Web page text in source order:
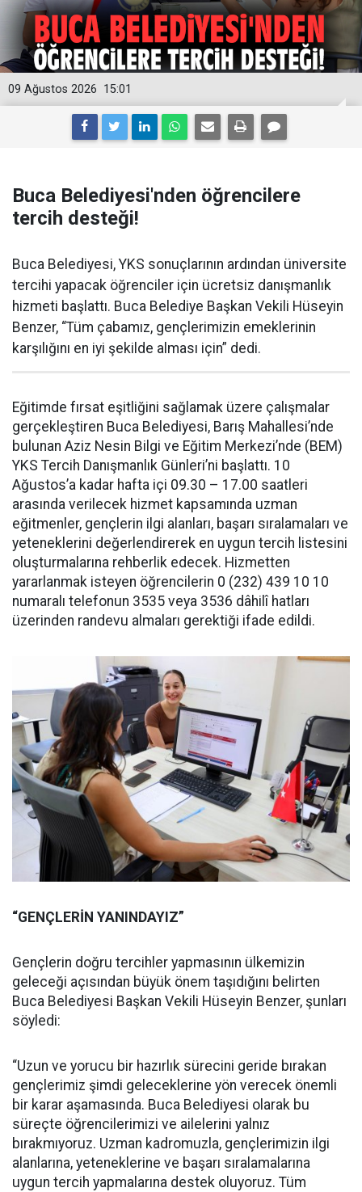
15:01
09 Ağustos 2026
Buca Belediyesi'nden öğrencilere
tercih desteği!
Buca Belediyesi, YKS sonuçlarının ardından üniversite
tercihi yapacak öğrenciler için ücretsiz danışmanlık
hizmeti başlattı. Buca Belediye Başkan Vekili Hüseyin
Benzer, “Tüm çabamız, gençlerimizin emeklerinin
karşılığını en iyi şekilde alması için” dedi.
Eğitimde fırsat eşitliğini sağlamak üzere çalışmalar
gerçekleştiren Buca Belediyesi, Barış Mahallesi’nde
bulunan Aziz Nesin Bilgi ve Eğitim Merkezi’nde (BEM)
YKS Tercih Danışmanlık Günleri’ni başlattı. 10
Ağustos’a kadar hafta içi 09.30 – 17.00 saatleri
arasında verilecek hizmet kapsamında uzman
eğitmenler, gençlerin ilgi alanları, başarı sıralamaları ve
yeteneklerini değerlendirerek en uygun tercih listesini
oluşturmalarına rehberlik edecek. Hizmetten
yararlanmak isteyen öğrencilerin 0 (232) 439 10 10
numaralı telefonun 3535 veya 3536 dâhilî hatları
üzerinden randevu almaları gerektiği ifade edildi.
“GENÇLERİN YANINDAYIZ”
Gençlerin doğru tercihler yapmasının ülkemizin
geleceği açısından büyük önem taşıdığını belirten
Buca Belediyesi Başkan Vekili Hüseyin Benzer, şunları
söyledi:
“Uzun ve yorucu bir hazırlık sürecini geride bırakan
gençlerimiz şimdi geleceklerine yön verecek önemli
bir karar aşamasında. Buca Belediyesi olarak bu
süreçte öğrencilerimizi ve ailelerini yalnız
bırakmıyoruz. Uzman kadromuzla, gençlerimizin ilgi
alanlarına, yeteneklerine ve başarı sıralamalarına
uygun tercih yapmalarına destek oluyoruz. Tüm